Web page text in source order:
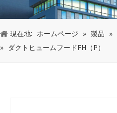
現在地: ホームページ » 製品 »
» ダクトヒュームフードFH（P）